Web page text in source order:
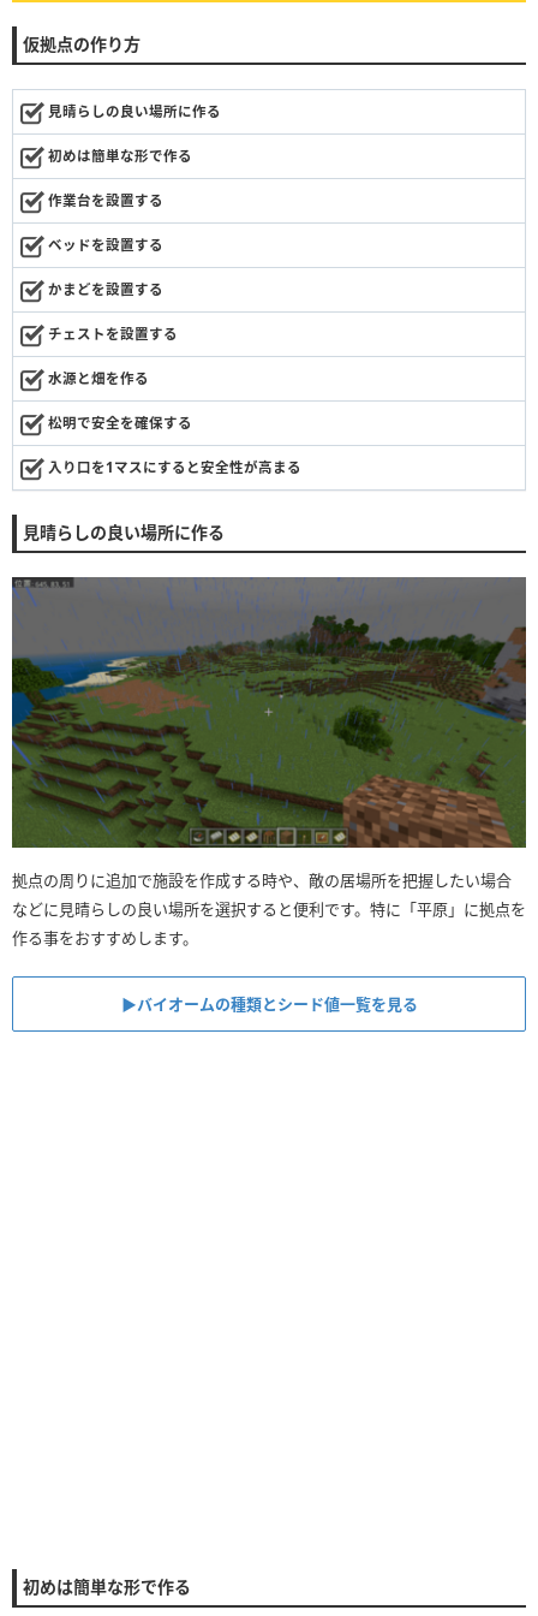
仮拠点の作り方
見晴らしの良い場所に作る
初めは簡単な形で作る
作業台を設置する
ベッドを設置する
かまどを設置する
チェストを設置する
水源と畑を作る
松明で安全を確保する
入り口を1マスにすると安全性が高まる
見晴らしの良い場所に作る
拠点の周りに追加で施設を作成する時や、敵の居場所を把握したい場合
などに見晴らしの良い場所を選択すると便利です。特に「平原」に拠点を
作る事をおすすめします。
▶︎バイオームの種類とシード値一覧を見る
初めは簡単な形で作る